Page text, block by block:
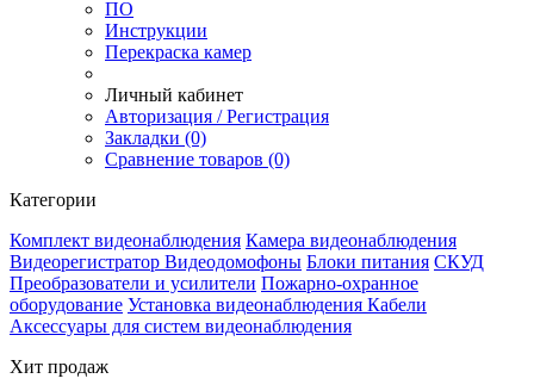
ПО
Инструкции
Перекраска камер
Личный кабинет
Авторизация / Регистрация
Закладки (0)
Сравнение товаров (0)
Категории
Комплект видеонаблюдения Камера видеонаблюдения
Видеорегистратор Видеодомофоны Блоки питания СКУД
Преобразователи и усилители Пожарно-охранное
оборудование Установка видеонаблюдения Кабели
Аксессуары для систем видеонаблюдения
Хит продаж